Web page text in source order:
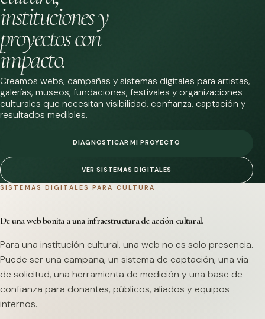
instituciones y
proyectos con
impacto.
Creamos webs, campañas y sistemas digitales para artistas,
galerías, museos, fundaciones, festivales y organizaciones
culturales que necesitan visibilidad, confianza, captación y
resultados medibles.
DIAGNOSTICAR MI PROYECTO
VER SISTEMAS DIGITALES
SISTEMAS DIGITALES PARA CULTURA
De una web bonita a una infraestructura de acción cultural.
Para una institución cultural, una web no es solo presencia.
Puede ser una campaña, un sistema de captación, una vía
de solicitud, una herramienta de medición y una base de
confianza para donantes, públicos, aliados y equipos
internos.